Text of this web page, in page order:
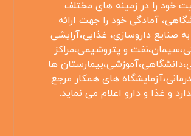
خود را در زمینه های مختلف
آمادگی خود را جهت ارائه
صنایع داروسازی، غذایی،آرایشی
و پتروشیمی،مراکز
ها
های همکار مرجع
و غذا و دارو اعلام می نماید.